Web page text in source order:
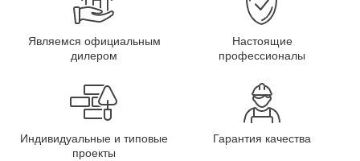
Являемся официальным
дилером
Настоящие
профессионалы
Индивидуальные и типовые
проекты
Гарантия качества